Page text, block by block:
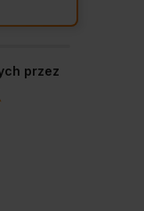
przez